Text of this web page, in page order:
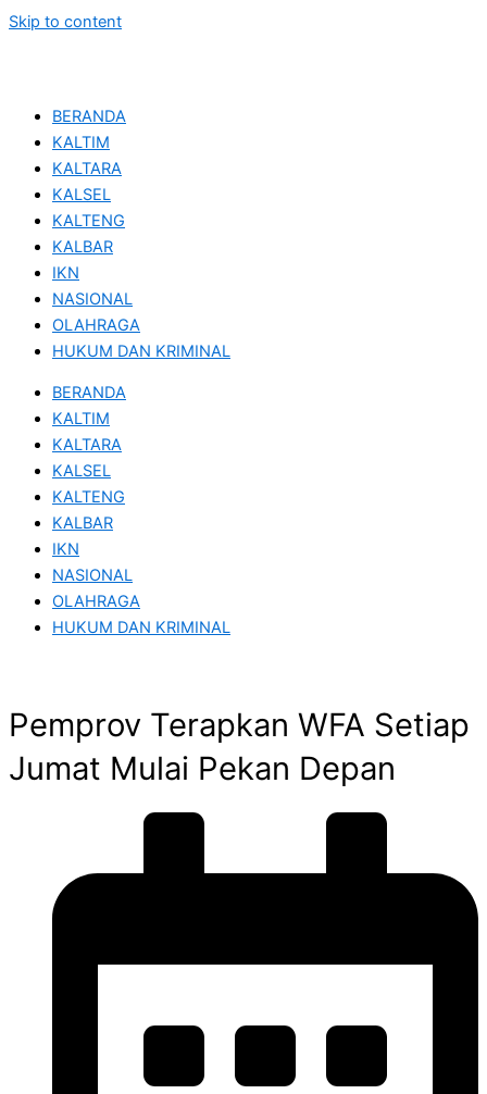
Skip to content
BERANDA
KALTIM
KALTARA
KALSEL
KALTENG
KALBAR
IKN
NASIONAL
OLAHRAGA
HUKUM DAN KRIMINAL
BERANDA
KALTIM
KALTARA
KALSEL
KALTENG
KALBAR
IKN
NASIONAL
OLAHRAGA
HUKUM DAN KRIMINAL
Pemprov Terapkan WFA Setiap
Jumat Mulai Pekan Depan